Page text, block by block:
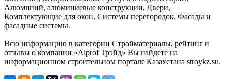
Алюминий, алюминиевые конструкции, Двери,
Комплектующие для окон, Системы перегородок, Фасады и
фасадные системы.
Всю информацию в категории Стройматериалы, рейтинг и
отзывы о компании «Alprof Трэйд» Вы найдете на
информационном строительном портале Казахстана stroykz.su.